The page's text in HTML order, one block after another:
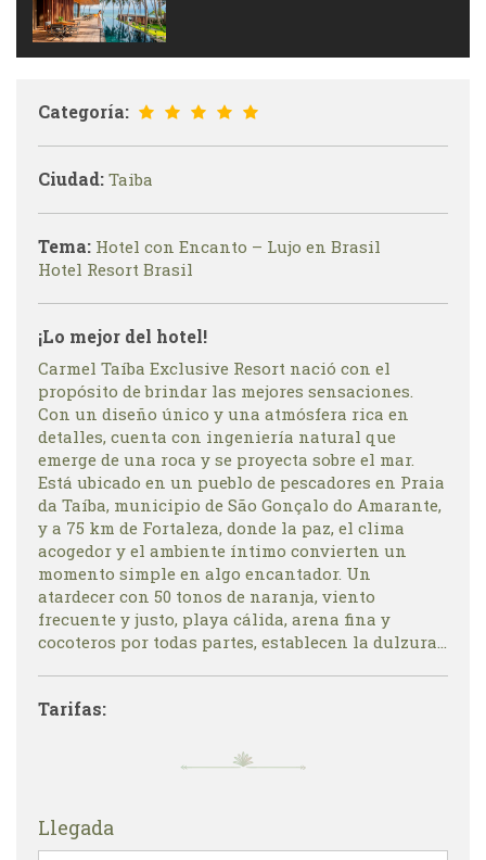
Categoría:
Ciudad: Taiba
Tema: Hotel con Encanto – Lujo en Brasil
Hotel Resort Brasil
¡Lo mejor del hotel!
Carmel Taíba Exclusive Resort nació con el
propósito de brindar las mejores sensaciones.
Con un diseño único y una atmósfera rica en
detalles, cuenta con ingeniería natural que
emerge de una roca y se proyecta sobre el mar.
Está ubicado en un pueblo de pescadores en Praia
da Taíba, municipio de São Gonçalo do Amarante,
y a 75 km de Fortaleza, donde la paz, el clima
acogedor y el ambiente íntimo convierten un
momento simple en algo encantador. Un
atardecer con 50 tonos de naranja, viento
frecuente y justo, playa cálida, arena fina y
cocoteros por todas partes, establecen la dulzura...
Tarifas:
Llegada